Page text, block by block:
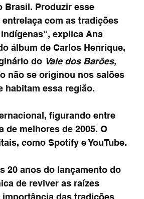
Brasil. Produzir esse
com as tradições
explica Ana
álbum de Carlos Henrique,
do Vale dos Barões,
não se originou nos salões
habitam essa região.
figurando entre
de melhores de 2005. O
como Spotify e YouTube.
20 anos do lançamento do
de reviver as raízes
das tradições